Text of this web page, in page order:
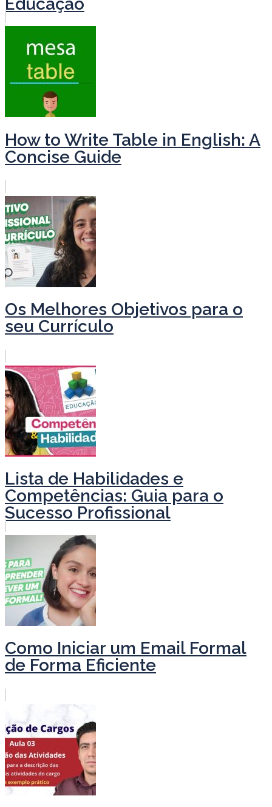
Educação
How to Write Table in English: A
Concise Guide
Os Melhores Objetivos para o
seu Currículo
Lista de Habilidades e
Competências: Guia para o
Sucesso Profissional
Como Iniciar um Email Formal
de Forma Eficiente